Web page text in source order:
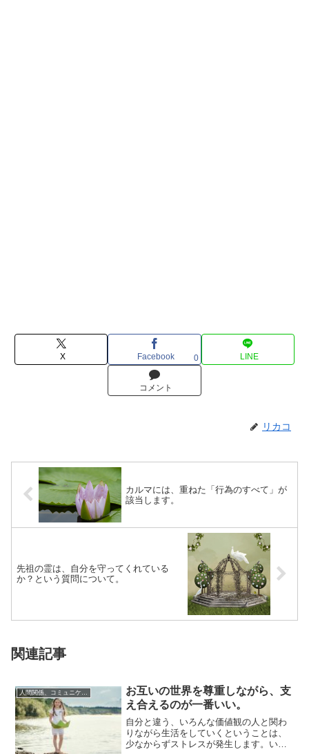
X Facebook 0 LINE
コメント
リカコ
カルマには、重ねた「行為のすべて」が
該当します。
先祖の霊は、自分を守ってくれている
か？という質問について。
関連記事
人間関係、コミュニケーション
お互いの世界を尊重しながら、支
え合えるのが一番いい。
自分と違う、いろんな価値観の人と関わ
りながら生活をしていくということは、
少なからずストレスが発生します。いち